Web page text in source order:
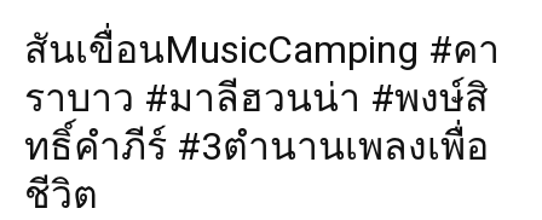
สันเขื่อนMusicCamping #คา
ราบาว #มาลีฮวนน่า #พงษ์สิ
ทธิ์คำภีร์ #3ตำนานเพลงเพื่อ
ชีวิต